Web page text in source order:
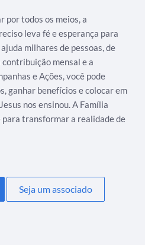
por todos os meios, a
leva fé e esperança para
milhares de pessoas, de
mensal e a
e Ações, você pode
ganhar benefícios e colocar em
nos ensinou. A Família
transformar a realidade de
Seja um associado